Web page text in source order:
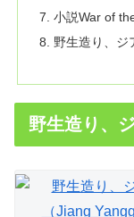
小説War of
野生造り、ジ
野生造り、